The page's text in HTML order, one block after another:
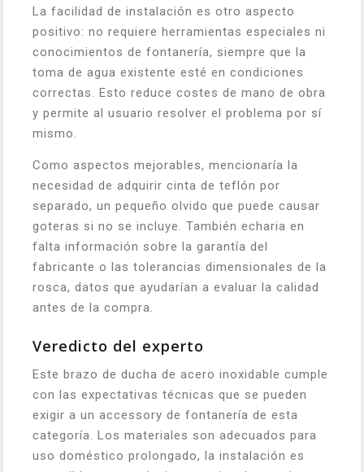
La facilidad de instalación es otro aspecto
positivo: no requiere herramientas especiales ni
conocimientos de fontanería, siempre que la
toma de agua existente esté en condiciones
correctas. Esto reduce costes de mano de obra
y permite al usuario resolver el problema por sí
mismo.
Como aspectos mejorables, mencionaría la
necesidad de adquirir cinta de teflón por
separado, un pequeño olvido que puede causar
goteras si no se incluye. También echaria en
falta información sobre la garantía del
fabricante o las tolerancias dimensionales de la
rosca, datos que ayudarían a evaluar la calidad
antes de la compra.
Veredicto del experto
Este brazo de ducha de acero inoxidable cumple
con las expectativas técnicas que se pueden
exigir a un accessory de fontanería de esta
categoría. Los materiales son adecuados para
uso doméstico prolongado, la instalación es